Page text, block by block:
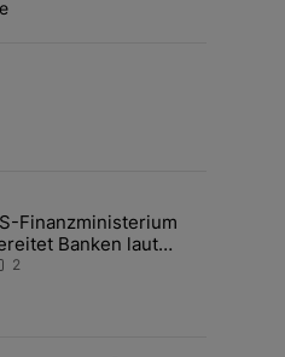
Artikel der letzten 7 days.
Awareness: Alles über den
mit dem Titel "US-
Finanzministerium
Banken laut
auf eventuelle
2